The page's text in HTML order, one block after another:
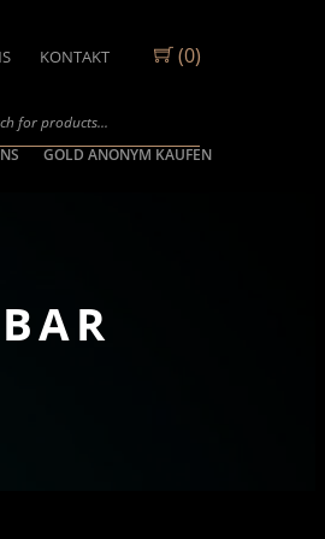
(0)
KONTAKT
GOLD ANONYM KAUFEN